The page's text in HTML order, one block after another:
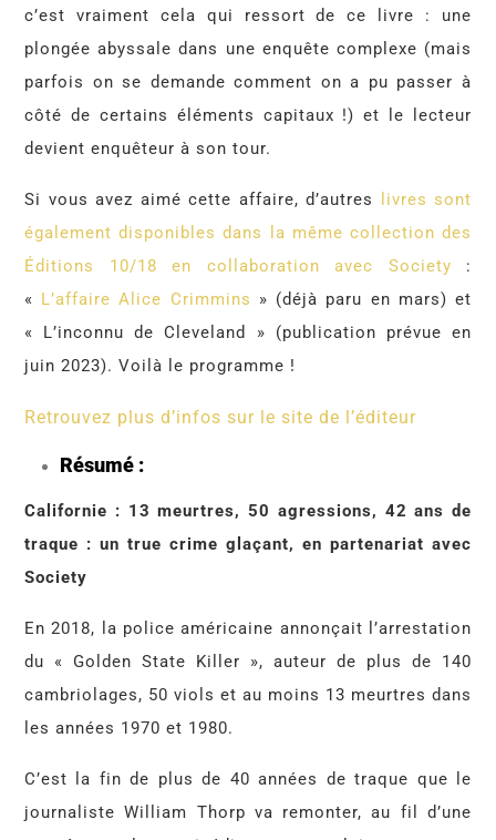
c’est vraiment cela qui ressort de ce livre : une
plongée abyssale dans une enquête complexe (mais
parfois on se demande comment on a pu passer à
côté de certains éléments capitaux !) et le lecteur
devient enquêteur à son tour.
Si vous avez aimé cette affaire, d’autres
livres sont
également disponibles dans la même collection des
Éditions 10/18 en collaboration avec Society :
« L’affaire Alice Crimmins » (déjà paru en mars) et
« L’inconnu de Cleveland » (publication prévue en
juin 2023). Voilà le programme !
Retrouvez plus d’infos sur le site de l’éditeur
Résumé :
Californie : 13 meurtres, 50 agressions, 42 ans de
traque : un true crime glaçant, en partenariat avec
Society
En 2018, la police américaine annonçait l’arrestation
du « Golden State Killer », auteur de plus de 140
cambriolages, 50 viols et au moins 13 meurtres dans
les années 1970 et 1980.
C’est la fin de plus de 40 années de traque que le
journaliste William Thorp va remonter, au fil d’une